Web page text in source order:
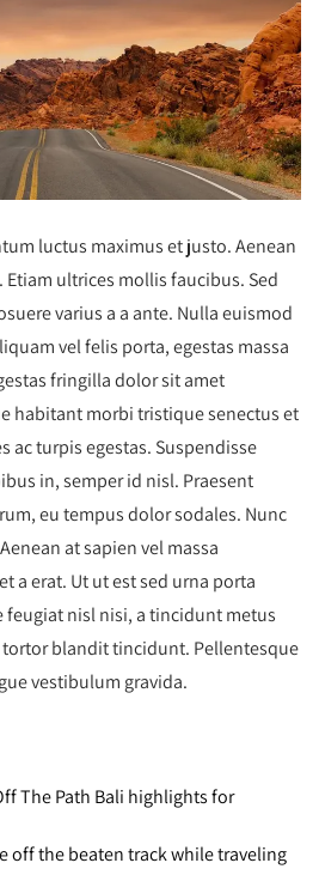
luctus maximus et justo. Aenean
ultrices mollis faucibus. Sed
varius a a ante. Nulla euismod
vel felis porta, egestas massa
fringilla dolor sit amet
habitant morbi tristique senectus et
ac turpis egestas. Suspendisse
in, semper id nisl. Praesent
eu tempus dolor sodales. Nunc
at sapien vel massa
a erat. Ut ut est sed urna porta
feugiat nisl nisi, a tincidunt metus
tortor blandit tincidunt. Pellentesque
vestibulum gravida.
The Path Bali highlights for
off the beaten track while traveling